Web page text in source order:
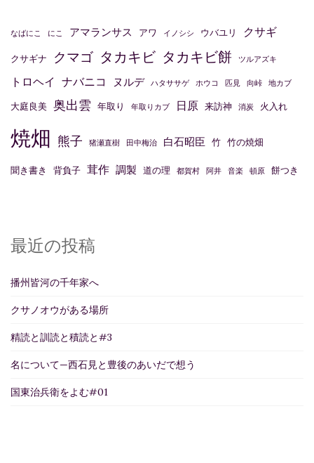
ン
なばにこ にこ アマランサス アワ イノシシ ウバユリ クサギ
クサギナ クマゴ タカキビ タカキビ餅 ツルアズキ
トロヘイ ナバニコ ヌルデ ハタササゲ ホウコ 匹見 向峠 地カブ
大庭良美 奥出雲 年取り 年取りカブ 日原 来訪神 消炭 火入れ
焼畑 熊子 猪瀬直樹 田中梅治 白石昭臣 竹 竹の焼畑
聞き書き 背負子 茸作 調製 道の理 都賀村 阿井 音楽 頓原 餅つき
最近の投稿
播州皆河の千年家へ
クサノオウがある場所
精読と訓読と積読と#3
名について—西石見と豊後のあいだで想う
国東治兵衛をよむ#01